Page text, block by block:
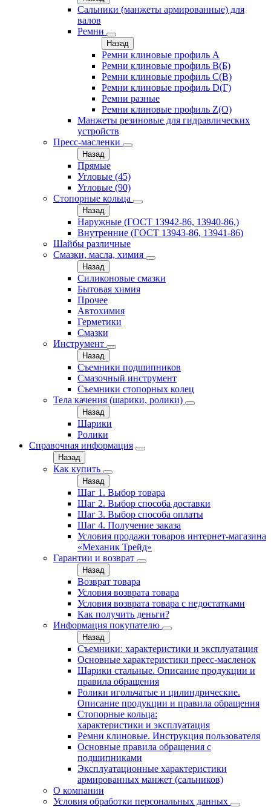
Сальники (манжеты армированные) для
валов
Ремни
Назад
Ремни клиновые профиль A
Ремни клиновые профиль B(Б)
Ремни клиновые профиль C(В)
Ремни клиновые профиль D(Г)
Ремни разные
Ремни клиновые профиль Z(О)
Манжеты резиновые для гидравлических
устройств
Пресс-масленки
Назад
Прямые
Угловые (45)
Угловые (90)
Стопорные кольца
Назад
Наружные (ГОСТ 13942-86, 13940-86,)
Внутренние (ГОСТ 13943-86, 13941-86)
Шайбы различные
Смазки, масла, химия
Назад
Силиконовые смазки
Бытовая химия
Прочее
Автохимия
Герметики
Смазки
Инструмент
Назад
Съемники подшипников
Смазочный инструмент
Съемники стопорных колец
Тела качения (шарики, ролики)
Назад
Шарики
Ролики
Справочная информация
Назад
Как купить
Назад
Шаг 1. Выбор товара
Шаг 2. Выбор способа доставки
Шаг 3. Выбор способа оплаты
Шаг 4. Получение заказа
Условия продажи товаров интернет-магазина
«Механик Трейд»
Гарантии и возврат
Назад
Возврат товара
Условия возврата товара
Условия возврата товара с недостатками
Как получить деньги?
Информация покупателю
Назад
Съемники: характеристики и эксплуатация
Основные характеристики пресс‑масленок
Шарики стальные. Описание продукции и
правила обращения
Ролики игольчатые и цилиндрические.
Описание продукции и правила обращения
Стопорные кольца:
характеристики и эксплуатация
Ремни клиновые. Инструкция пользователя
Основные правила обращения с
подшипниками
Эксплуатационные характеристики
армированных манжет (сальников)
О компании
Условия обработки персональных данных